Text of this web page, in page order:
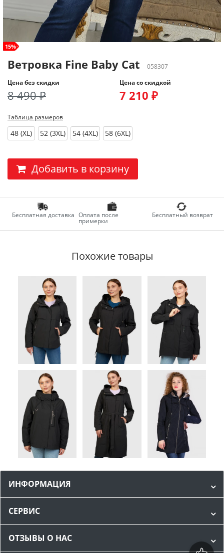
size+
15%
Ветровка Fine Baby Cat
058307
Цена без скидки
8 490 ₽
Цена со скидкой
7 210 ₽
Таблица размеров
48 (XL) 52 (3XL) 54 (4XL) 58 (6XL)
Добавить в корзину
Бесплатная доставка Оплата после
примерки
Бесплатный возврат
Похожие товары
ИНФОРМАЦИЯ
СЕРВИС
ОТЗЫВЫ О НАС